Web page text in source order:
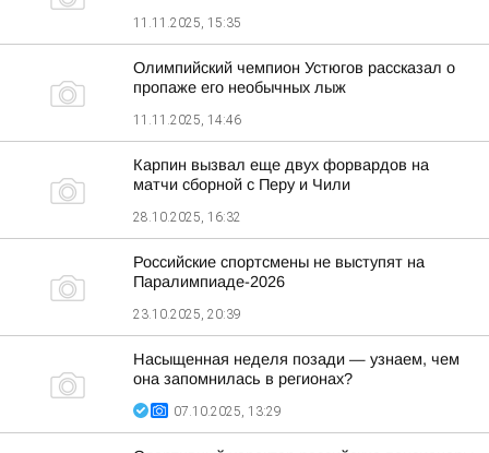
11.11.2025, 15:35
Олимпийский чемпион Устюгов рассказал о
пропаже его необычных лыж
11.11.2025, 14:46
Карпин вызвал еще двух форвардов на
матчи сборной с Перу и Чили
28.10.2025, 16:32
Российские спортсмены не выступят на
Паралимпиаде-2026
23.10.2025, 20:39
Насыщенная неделя позади — узнаем, чем
она запомнилась в регионах?
07.10.2025, 13:29